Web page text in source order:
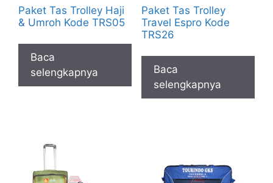
Paket Tas Trolley Haji
& Umroh Kode TRS05
Baca
selengkapnya
Paket Tas Trolley
Travel Espro Kode
TRS26
Baca
selengkapnya